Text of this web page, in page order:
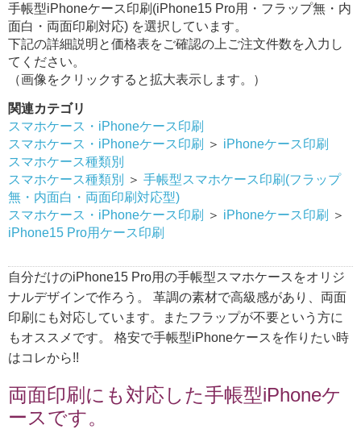
手帳型iPhoneケース印刷(iPhone15 Pro用・フラップ無・内
面白・両面印刷対応) を選択しています。
下記の詳細説明と価格表をご確認の上ご注文件数を入力し
てください。
（画像をクリックすると拡大表示します。）
関連カテゴリ
スマホケース・iPhoneケース印刷
スマホケース・iPhoneケース印刷
＞ iPhoneケース印刷
スマホケース種類別
スマホケース種類別
＞ 手帳型スマホケース印刷(フラップ
無・内面白・両面印刷対応型)
スマホケース・iPhoneケース印刷
＞ iPhoneケース印刷
＞
iPhone15 Pro用ケース印刷
自分だけのiPhone15 Pro用の手帳型スマホケースをオリジ
ナルデザインで作ろう。 革調の素材で高級感があり、両面
印刷にも対応しています。またフラップが不要という方に
もオススメです。 格安で手帳型iPhoneケースを作りたい時
はコレから!!
両面印刷にも対応した手帳型iPhoneケ
ースです。